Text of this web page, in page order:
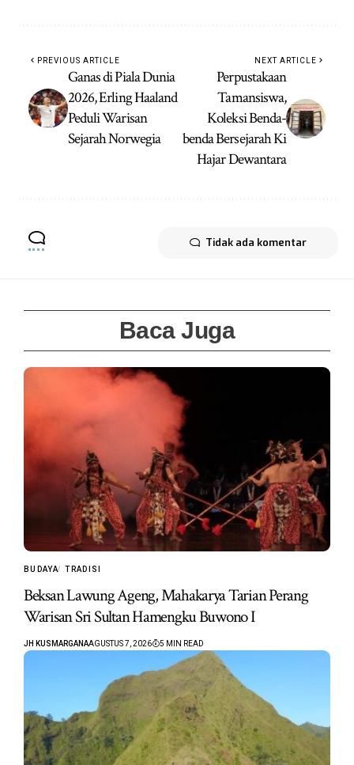
PREVIOUS ARTICLE
Ganas di Piala Dunia
2026, Erling Haaland
Peduli Warisan
Sejarah Norwegia
NEXT ARTICLE
Perpustakaan
Tamansiswa,
Koleksi Benda-
benda Bersejarah Ki
Hajar Dewantara
Tidak ada komentar
Baca Juga
BUDAYA TRADISI
Beksan Lawung Ageng, Mahakarya Tarian Perang
Warisan Sri Sultan Hamengku Buwono I
JH KUSMARGANAAGUSTUS 7, 2026 5 MIN READ